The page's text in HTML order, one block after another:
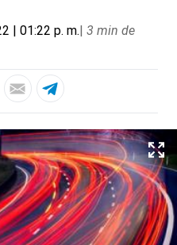
| 01:22 p. m.| 3 min de